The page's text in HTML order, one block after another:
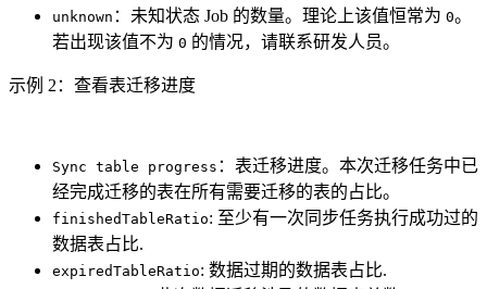
unknown ：未知状态 Job 的数量。理论上该值恒常为 0。
若出现该值不为 0 的情况，请联系研发人员。
示例 2：查看表迁移进度
Sync table progress ：表迁移进度。本次迁移任务中已
经完成迁移的表在所有需要迁移的表的占比。
finishedTableRatio: 至少有一次同步任务执行成功过的
数据表占比.
expiredTableRatio: 数据过期的数据表占比.